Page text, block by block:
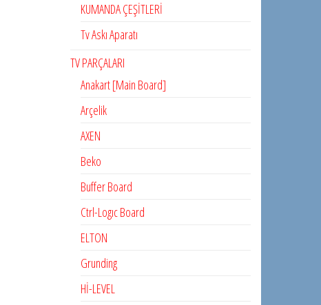
KUMANDA ÇEŞİTLERİ
Tv Askı Aparatı
TV PARÇALARI
Anakart [Main Board]
Arçelik
AXEN
Beko
Buffer Board
Ctrl-Logıc Board
ELTON
Grunding
Hİ-LEVEL